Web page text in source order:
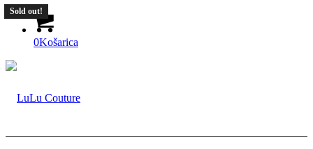
0Košarica
Sold out!
Sold out!